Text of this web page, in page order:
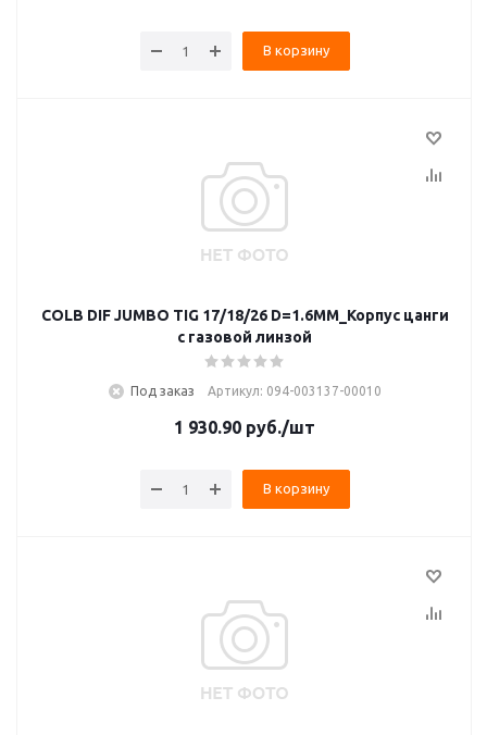
В корзину
COLB DIF JUMBO TIG 17/18/26 D=1.6MM_Корпус цанги
с газовой линзой
Под заказ Артикул: 094-003137-00010
1 930.90 руб./шт
В корзину